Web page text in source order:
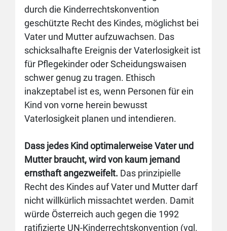
durch die Kinderrechtskonvention
geschützte Recht des Kindes, möglichst bei
Vater und Mutter aufzuwachsen. Das
schicksalhafte Ereignis der Vaterlosigkeit ist
für Pflegekinder oder Scheidungswaisen
schwer genug zu tragen. Ethisch
inakzeptabel ist es, wenn Personen für ein
Kind von vorne herein bewusst
Vaterlosigkeit planen und intendieren.
Dass jedes Kind optimalerweise Vater und
Mutter braucht, wird von kaum jemand
ernsthaft angezweifelt. Das prinzipielle
Recht des Kindes auf Vater und Mutter darf
nicht willkürlich missachtet werden. Damit
würde Österreich auch gegen die 1992
ratifizierte UN-Kinderrechtskonvention (vgl.